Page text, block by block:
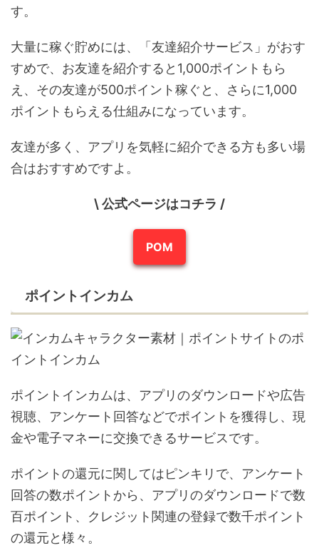
す。
大量に稼ぐ貯めには、「友達紹介サービス」がおす
すめで、お友達を紹介すると1,000ポイントもら
え、その友達が500ポイント稼ぐと、さらに1,000
ポイントもらえる仕組みになっています。
友達が多く、アプリを気軽に紹介できる方も多い場
合はおすすめですよ。
\ 公式ページはコチラ /
POM
ポイントインカム
ポイントインカムは、アプリのダウンロードや広告
視聴、アンケート回答などでポイントを獲得し、現
金や電子マネーに交換できるサービスです。
ポイントの還元に関してはピンキリで、アンケート
回答の数ポイントから、アプリのダウンロードで数
百ポイント、クレジット関連の登録で数千ポイント
の還元と様々。